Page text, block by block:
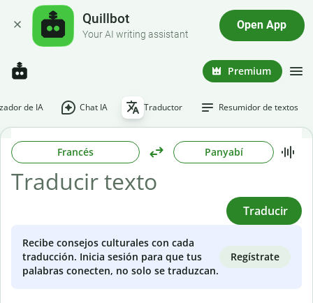
Quillbot
Your AI writing assistant
Open App
Premium
de IA Chat IA Traductor Resumidor de textos
Francés Panyabí
Traducir
Recibe consejos culturales con cada
traducción. Inicia sesión para que tus
palabras conecten, no solo se traduzcan.
Regístrate